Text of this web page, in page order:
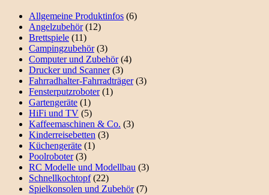
Allgemeine Produktinfos (6)
Angelzubehör(12)
Brettspiele (11)
Campingzubehör(3)
Computer und Zubehör(4)
Drucker und Scanner(3)
Fahrradhalter-Fahrradträger(3)
Fensterputzroboter(1)
Gartengeräte (1)
HiFi und TV (5)
Kaffeemaschinen & Co. (3)
Kinderreisebetten (3)
Küchengeräte (1)
Poolroboter(3)
RC Modelle und Modellbau (3)
Schnellkochtopf(22)
Spielkonsolen und Zubehör(7)